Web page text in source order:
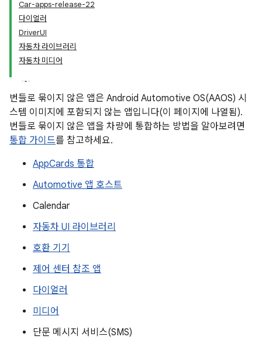
Car-apps-release-22
다이얼러
DriverUI
자동차 라이브러리
자동차 미디어
번들로 묶이지 않은 앱은 Android Automotive OS(AAOS) 시
스템 이미지에 포함되지 않는 앱입니다(이 페이지에 나열됨).
번들로 묶이지 않은 앱을 차량에 통합하는 방법을 알아보려면
통합 가이드를 참고하세요.
AppCards 통합
Automotive 앱 호스트
Calendar
자동차 UI 라이브러리
호환 기기
제어 센터 참조 앱
다이얼러
미디어
단문 메시지 서비스(SMS)